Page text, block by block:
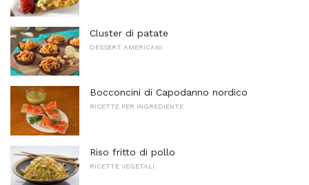
Cluster di patate
DESSERT AMERICANI
Bocconcini di Capodanno nordico
RICETTE PER INGREDIENTE
Riso fritto di pollo
RICETTE VEGETALI